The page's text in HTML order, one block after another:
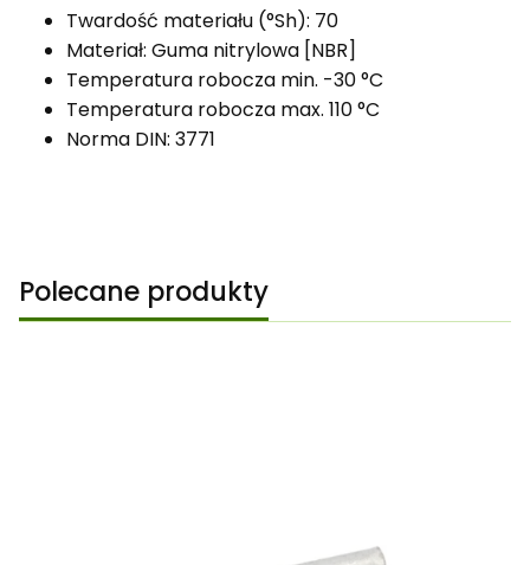
Twardość materiału (°Sh): 70
Materiał: Guma nitrylowa [NBR]
Temperatura robocza min. -30 °C
Temperatura robocza max. 110 °C
Norma DIN: 3771
Polecane produkty